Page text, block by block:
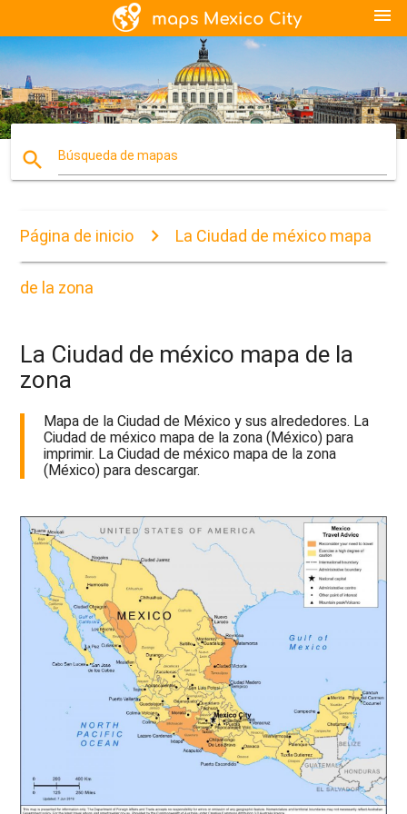
menu
search Búsqueda de mapas
Página de inicio La Ciudad de méxico mapa
de la zona
La Ciudad de méxico mapa de la
zona
Mapa de la Ciudad de México y sus alrededores. La
Ciudad de méxico mapa de la zona (México) para
imprimir. La Ciudad de méxico mapa de la zona
(México) para descargar.